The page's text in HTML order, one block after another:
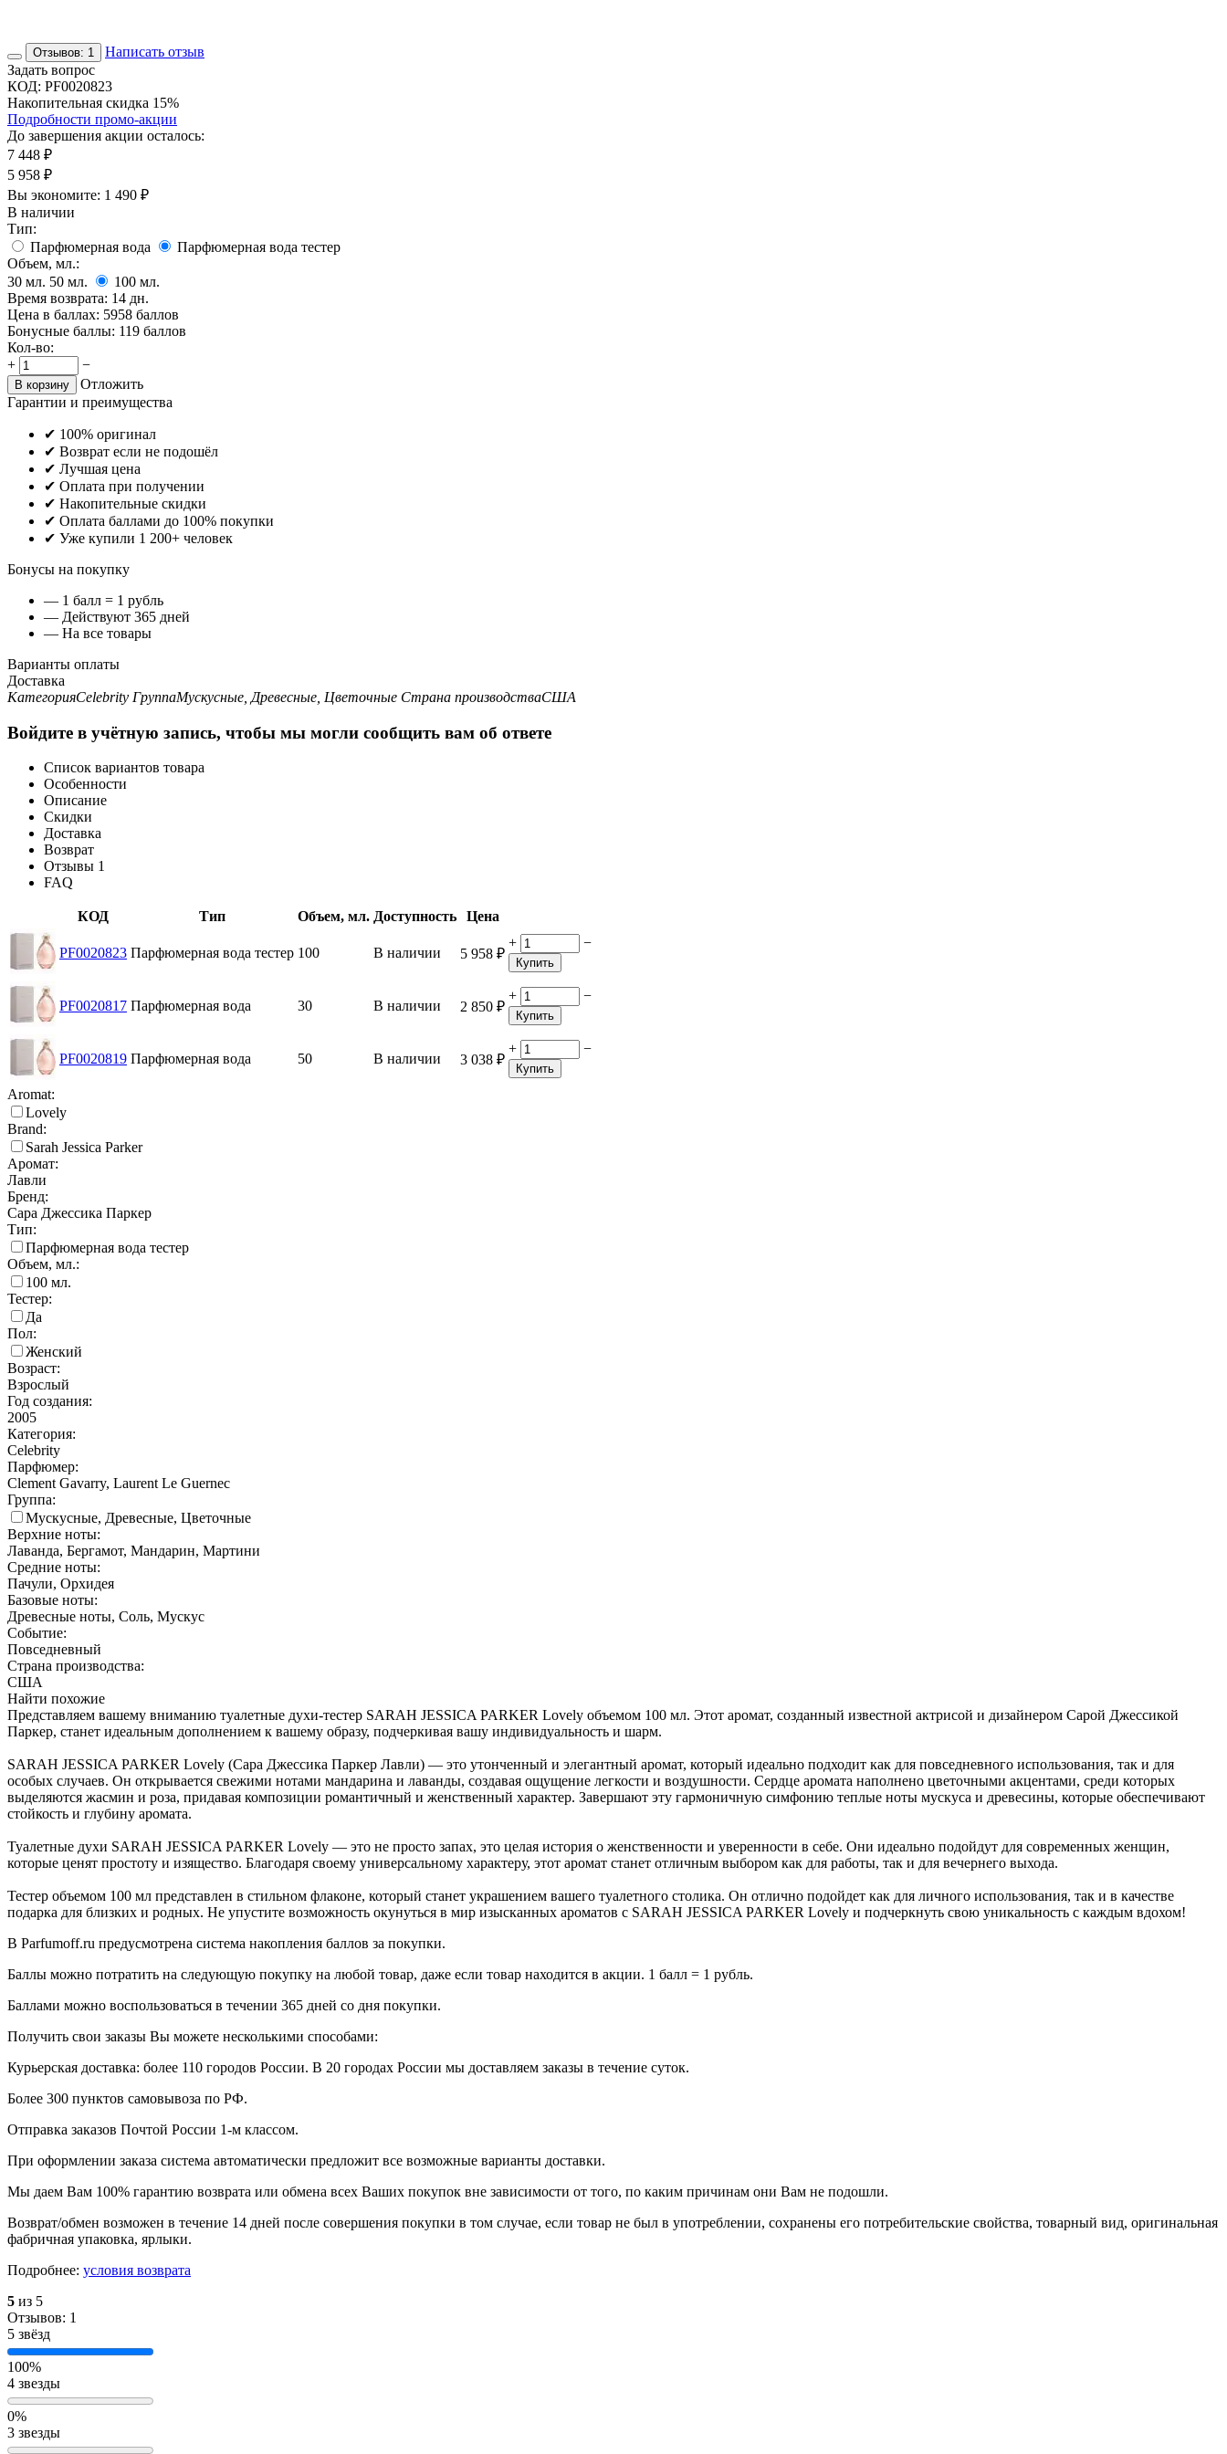
Отзывов: 1
Написать отзыв
Задать вопрос
КОД: PF0020823
Накопительная скидка 15%
Подробности промо-акции
До завершения акции осталось:
7 448 ₽
5 958 ₽
Вы экономите: 1 490 ₽
В наличии
Тип:
Парфюмерная вода
Парфюмерная вода тестер
Объем, мл.:
30 мл. 50 мл. 100 мл.
Время возврата: 14 дн.
Цена в баллах: 5958 баллов
Бонусные баллы: 119 баллов
Кол-во:
+
−
В корзину
Отложить
Гарантии и преимущества
✔ 100% оригинал
✔ Возврат если не подошёл
✔ Лучшая цена
✔ Оплата при получении
✔ Накопительные скидки
✔ Оплата баллами до 100% покупки
✔ Уже купили 1 200+ человек
Бонусы на покупку
— 1 балл = 1 рубль
— Действуют 365 дней
— На все товары
Варианты оплаты
Доставка
КатегорияCelebrity ГруппаМускусные, Древесные, Цветочные Страна производстваСША
Войдите в учётную запись, чтобы мы могли сообщить вам об ответе
Список вариантов товара
Особенности
Описание
Скидки
Доставка
Возврат
Отзывы 1
FAQ
КОД Тип Объем, мл. Доступность Цена
PF0020823 Парфюмерная вода тестер 100 В наличии 5 958 ₽
+ −
Купить
PF0020817 Парфюмерная вода 30 В наличии 2 850 ₽
+ −
Купить
PF0020819 Парфюмерная вода 50 В наличии 3 038 ₽
+ −
Купить
Aromat:
Lovely
Brand:
Sarah Jessica Parker
Аромат:
Лавли
Бренд:
Сара Джессика Паркер
Тип:
Парфюмерная вода тестер
Объем, мл.:
100 мл.
Тестер:
Да
Пол:
Женский
Возраст:
Взрослый
Год создания:
2005
Категория:
Celebrity
Парфюмер:
Clement Gavarry, Laurent Le Guernec
Группа:
Мускусные, Древесные, Цветочные
Верхние ноты:
Лаванда, Бергамот, Мандарин, Мартини
Средние ноты:
Пачули, Орхидея
Базовые ноты:
Древесные ноты, Соль, Мускус
Событие:
Повседневный
Страна производства:
США
Найти похожие
Представляем вашему вниманию туалетные духи-тестер SARAH JESSICA PARKER Lovely объемом 100 мл. Этот аромат, созданный известной актрисой и дизайнером Сарой Джессикой
Паркер, станет идеальным дополнением к вашему образу, подчеркивая вашу индивидуальность и шарм.
SARAH JESSICA PARKER Lovely (Сара Джессика Паркер Лавли) — это утонченный и элегантный аромат, который идеально подходит как для повседневного использования, так и для
особых случаев. Он открывается свежими нотами мандарина и лаванды, создавая ощущение легкости и воздушности. Сердце аромата наполнено цветочными акцентами, среди которых
выделяются жасмин и роза, придавая композиции романтичный и женственный характер. Завершают эту гармоничную симфонию теплые ноты мускуса и древесины, которые обеспечивают
стойкость и глубину аромата.
Туалетные духи SARAH JESSICA PARKER Lovely — это не просто запах, это целая история о женственности и уверенности в себе. Они идеально подойдут для современных женщин,
которые ценят простоту и изящество. Благодаря своему универсальному характеру, этот аромат станет отличным выбором как для работы, так и для вечернего выхода.
Тестер объемом 100 мл представлен в стильном флаконе, который станет украшением вашего туалетного столика. Он отлично подойдет как для личного использования, так и в качестве
подарка для близких и родных. Не упустите возможность окунуться в мир изысканных ароматов с SARAH JESSICA PARKER Lovely и подчеркнуть свою уникальность с каждым вдохом!
В Parfumoff.ru предусмотрена система накопления баллов за покупки.
Баллы можно потратить на следующую покупку на любой товар, даже если товар находится в акции. 1 балл = 1 рубль.
Баллами можно воспользоваться в течении 365 дней со дня покупки.
Получить свои заказы Вы можете несколькими способами:
Курьерская доставка: более 110 городов России. В 20 городах России мы доставляем заказы в течение суток.
Более 300 пунктов самовывоза по РФ.
Отправка заказов Почтой России 1-м классом.
При оформлении заказа система автоматически предложит все возможные варианты доставки.
Мы даем Вам 100% гарантию возврата или обмена всех Ваших покупок вне зависимости от того, по каким причинам они Вам не подошли.
Возврат/обмен возможен в течение 14 дней после совершения покупки в том случае, если товар не был в употреблении, сохранены его потребительские свойства, товарный вид, оригинальная
фабричная упаковка, ярлыки.
Подробнее: условия возврата
5 из 5
Отзывов: 1
5 звёзд
100%
4 звезды
0%
3 звезды